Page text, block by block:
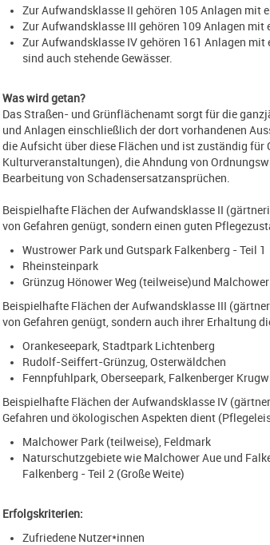
Zur Aufwandsklasse II gehören 105 Anlagen mit
Zur Aufwandsklasse III gehören 109 Anlagen mit
Zur Aufwandsklasse IV gehören 161 Anlagen
sind auch stehende Gewässer.
Was wird getan?
Das Straßen- und Grünflächenamt sorgt für die
und Anlagen einschließlich der dort vorhandenen
die Aufsicht über diese Flächen und ist zuständig für
Kulturveranstaltungen), die Ahndung von
Bearbeitung von Schadensersatzansprüchen.
Beispielhafte Flächen der Aufwandsklasse II
von Gefahren genügt, sondern einen guten
Wustrower Park und Gutspark Falkenberg - Teil 1
Rheinsteinpark
Grünzug Hönower Weg (teilweise)und
Beispielhafte Flächen der Aufwandsklasse III
von Gefahren genügt, sondern auch ihrer Erhaltung
Orankeseepark, Stadtpark Lichtenberg
Rudolf-Seiffert-Grünzug, Osterwäldchen
Fennpfuhlpark, Oberseepark, Falkenberger
Beispielhafte Flächen der Aufwandsklasse IV
Gefahren und ökologischen Aspekten dient
Malchower Park (teilweise), Feldmark
Naturschutzgebiete wie Malchower Aue und
Falkenberg - Teil 2 (Große Weite)
Erfolgskriterien:
Zufriedene Nutzer*innen